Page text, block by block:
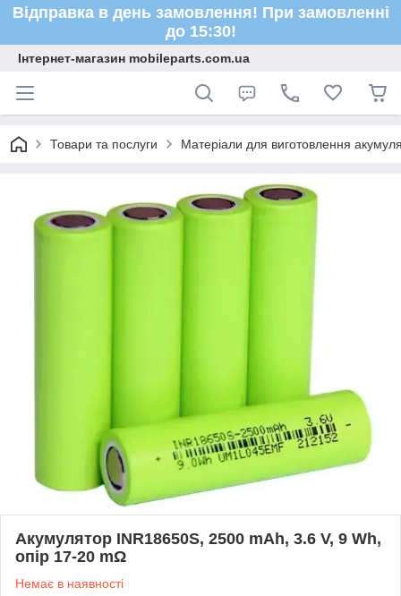
Відправка в день замовлення! При замовленні
до 15:30!
Інтернет-магазин mobileparts.com.ua
Товари та послуги Матеріали для виготовлення
Акумулятор INR18650S, 2500 mAh, 3.6 V, 9 Wh,
опір 17-20 mΩ
Немає в наявності